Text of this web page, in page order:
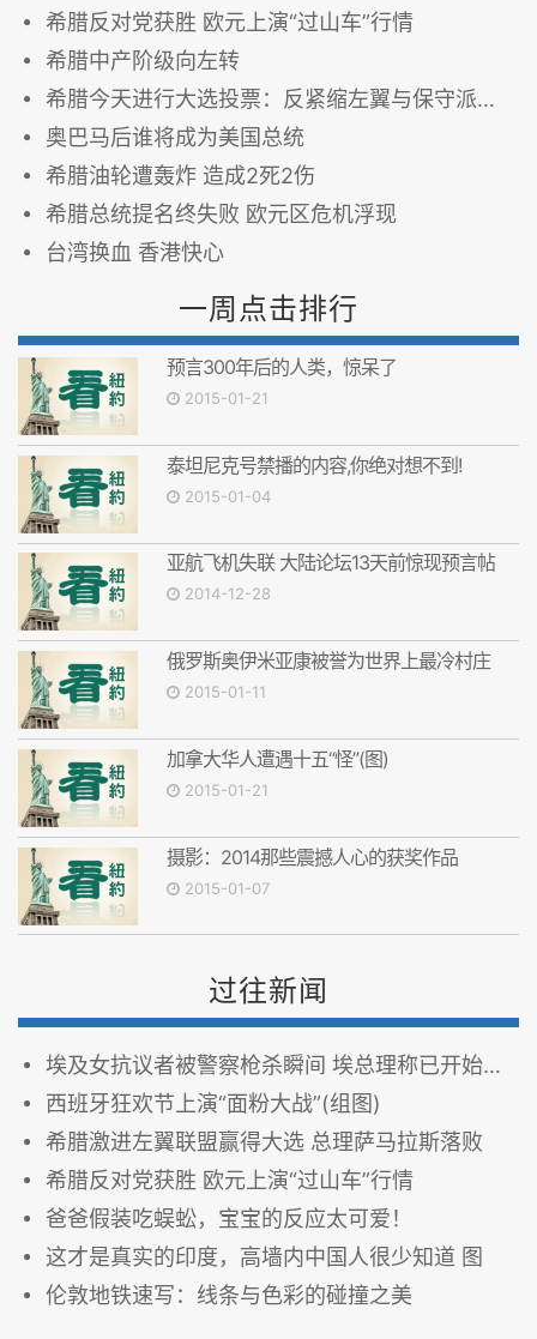
希腊反对党获胜 欧元上演“过山车”行情
希腊中产阶级向左转
希腊今天进行大选投票：反紧缩左翼与保守派交锋
奥巴马后谁将成为美国总统
希腊油轮遭轰炸 造成2死2伤
希腊总统提名终失败 欧元区危机浮现
台湾换血 香港快心
一周点击排行
预言300年后的人类，惊呆了
2015-01-21
泰坦尼克号禁播的内容,你绝对想不到!
2015-01-04
亚航飞机失联 大陆论坛13天前惊现预言帖
2014-12-28
俄罗斯奥伊米亚康被誉为世界上最冷村庄
2015-01-11
加拿大华人遭遇十五“怪”(图)
2015-01-21
摄影：2014那些震撼人心的获奖作品
2015-01-07
过往新闻
埃及女抗议者被警察枪杀瞬间 埃总理称已开始调查
西班牙狂欢节上演“面粉大战”(组图)
希腊激进左翼联盟赢得大选 总理萨马拉斯落败
希腊反对党获胜 欧元上演“过山车”行情
爸爸假装吃蜈蚣，宝宝的反应太可爱！
这才是真实的印度，高墙内中国人很少知道 图
伦敦地铁速写：线条与色彩的碰撞之美